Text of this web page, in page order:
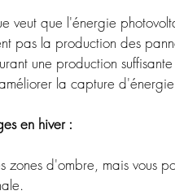
veut que l'énergie
pas la production des
une production
la capture
en hiver :
zones d'ombre, mais vous